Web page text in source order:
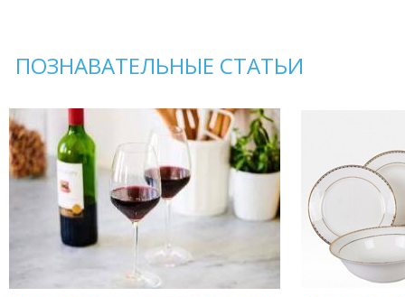
ПОЗНАВАТЕЛЬНЫЕ СТАТЬИ